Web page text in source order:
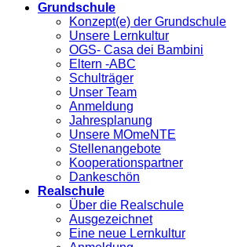
Grundschule
Konzept(e) der Grundschule
Unsere Lernkultur
OGS- Casa dei Bambini
Eltern -ABC
Schulträger
Unser Team
Anmeldung
Jahresplanung
Unsere MOmeNTE
Stellenangebote
Kooperationspartner
Dankeschön
Realschule
Über die Realschule
Ausgezeichnet
Eine neue Lernkultur